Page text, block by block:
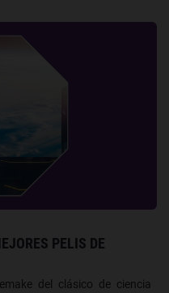
PELIS DE
del clásico de ciencia